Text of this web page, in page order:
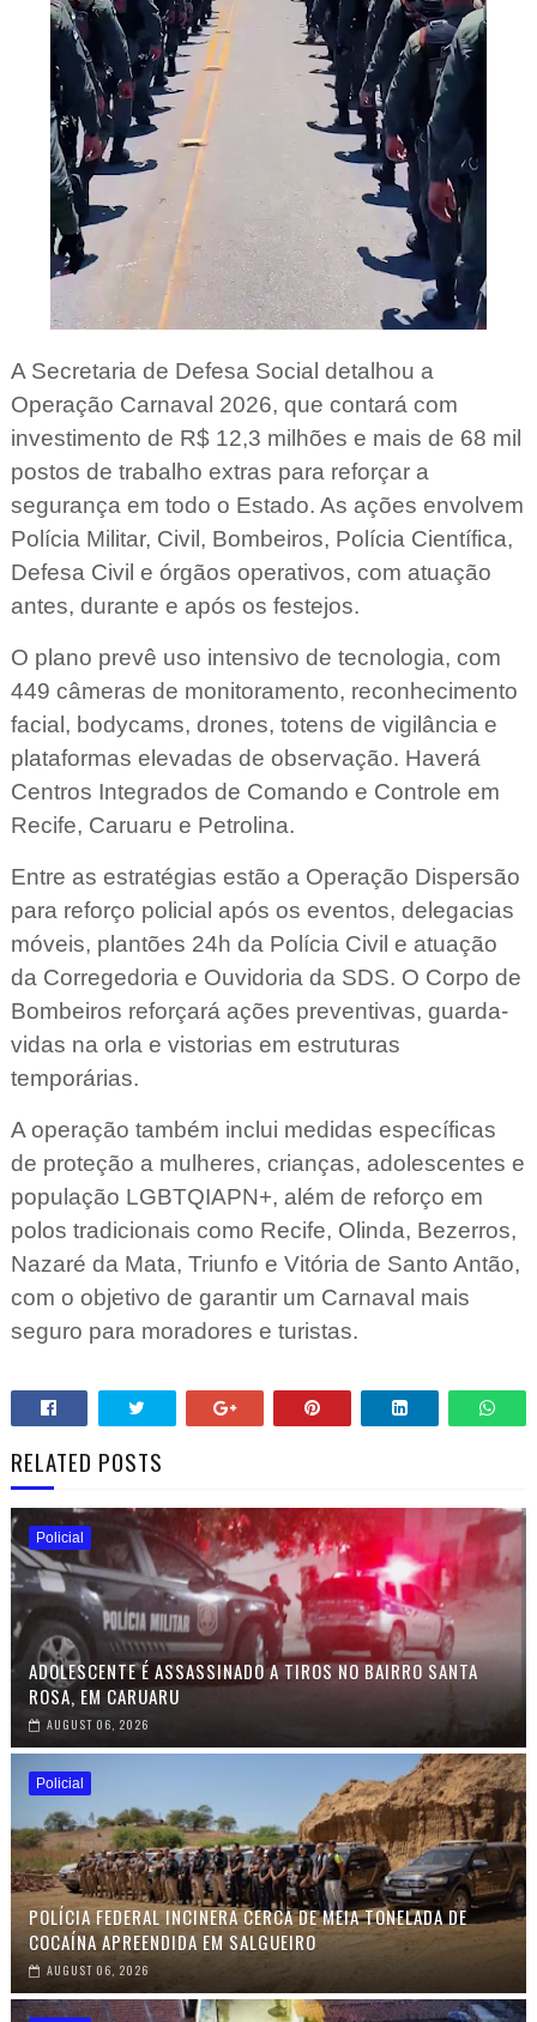
A Secretaria de Defesa Social detalhou a
Operação Carnaval 2026, que contará com
investimento de R$ 12,3 milhões e mais de 68 mil
postos de trabalho extras para reforçar a
segurança em todo o Estado. As ações envolvem
Polícia Militar, Civil, Bombeiros, Polícia Científica,
Defesa Civil e órgãos operativos, com atuação
antes, durante e após os festejos.
O plano prevê uso intensivo de tecnologia, com
449 câmeras de monitoramento, reconhecimento
facial, bodycams, drones, totens de vigilância e
plataformas elevadas de observação. Haverá
Centros Integrados de Comando e Controle em
Recife, Caruaru e Petrolina.
Entre as estratégias estão a Operação Dispersão
para reforço policial após os eventos, delegacias
móveis, plantões 24h da Polícia Civil e atuação
da Corregedoria e Ouvidoria da SDS. O Corpo de
Bombeiros reforçará ações preventivas, guarda-
vidas na orla e vistorias em estruturas
temporárias.
A operação também inclui medidas específicas
de proteção a mulheres, crianças, adolescentes e
população LGBTQIAPN+, além de reforço em
polos tradicionais como Recife, Olinda, Bezerros,
Nazaré da Mata, Triunfo e Vitória de Santo Antão,
com o objetivo de garantir um Carnaval mais
seguro para moradores e turistas.
RELATED POSTS
Policial
ADOLESCENTE É ASSASSINADO A TIROS NO BAIRRO SANTA
ROSA, EM CARUARU
AUGUST 06, 2026
Policial
POLÍCIA FEDERAL INCINERA CERCA DE MEIA TONELADA DE
COCAÍNA APREENDIDA EM SALGUEIRO
AUGUST 06, 2026